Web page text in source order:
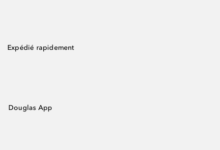
Expédié rapidement
Douglas App